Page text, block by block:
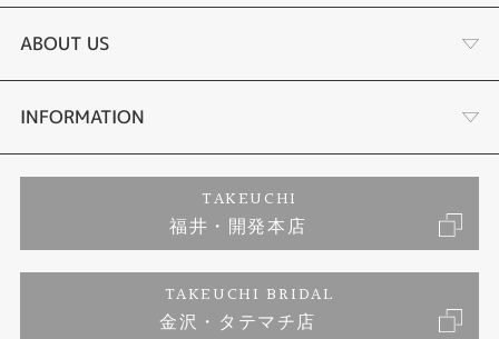
結婚指輪
セットリング
婚約ネックレス
エタニティリング
タケウチのこだわり
プロポーズサポート
ブランドリスト
ジュエリーリフォーム
福井指輪工房｜手作りペアリング
ABOUT US
会社概要
お客様の声
INFORMATION
プライバシーポリシー
TAKEUCHI
福井・開発本店
TAKEUCHI BRIDAL
金沢・タテマチ店